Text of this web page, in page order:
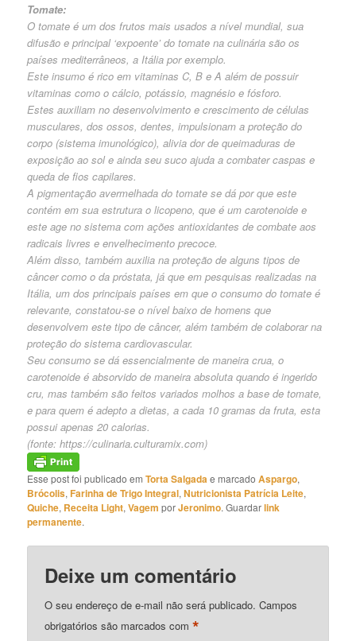
Tomate:
O tomate é um dos frutos mais usados a nível mundial, sua
difusão e principal ‘expoente’ do tomate na culinária são os
países mediterrâneos, a Itália por exemplo.
Este insumo é rico em vitaminas C, B e A além de possuir
vitaminas como o cálcio, potássio, magnésio e fósforo.
Estes auxiliam no desenvolvimento e crescimento de células
musculares, dos ossos, dentes, impulsionam a proteção do
corpo (sistema imunológico), alivia dor de queimaduras de
exposição ao sol e ainda seu suco ajuda a combater caspas e
queda de fios capilares.
A pigmentação avermelhada do tomate se dá por que este
contém em sua estrutura o licopeno, que é um carotenoide e
este age no sistema com ações antioxidantes de combate aos
radicais livres e envelhecimento precoce.
Além disso, também auxilia na proteção de alguns tipos de
câncer como o da próstata, já que em pesquisas realizadas na
Itália, um dos principais países em que o consumo do tomate é
relevante, constatou-se o nível baixo de homens que
desenvolvem este tipo de câncer, além também de colaborar na
proteção do sistema cardiovascular.
Seu consumo se dá essencialmente de maneira crua, o
carotenoide é absorvido de maneira absoluta quando é ingerido
cru, mas também são feitos variados molhos a base de tomate,
e para quem é adepto a dietas, a cada 10 gramas da fruta, esta
possui apenas 20 calorias.
(fonte:https://culinaria.culturamix.com)
Esse post foi publicado emTorta Salgadae marcadoAspargo,
Brócolis,Farinha de Trigo Integral,Nutricionista Patrícia Leite,
Quiche, Receita Light,Vagem porJeronimo. Guardarlink
permanente.
Deixe um comentário
O seu endereço de e-mail não será publicado. Campos
obrigatórios são marcados com*